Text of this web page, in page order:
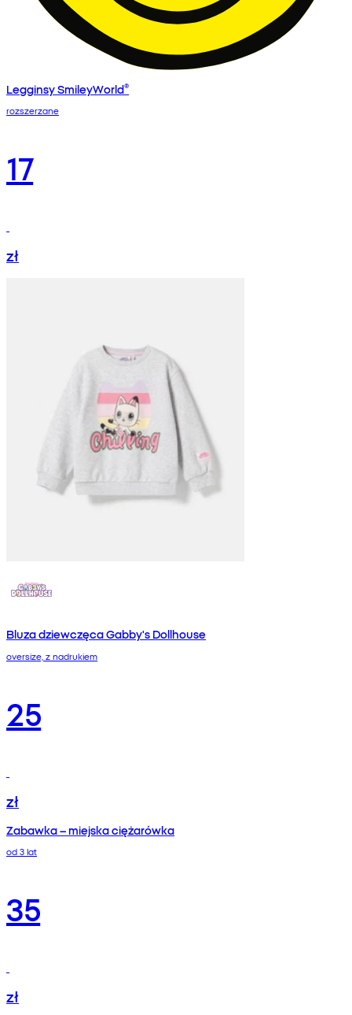
Legginsy SmileyWorld®
rozszerzane
17
zł
Bluza dziewczęca Gabby's Dollhouse
oversize, z nadrukiem
25
zł
Zabawka – miejska ciężarówka
od 3 lat
35
zł